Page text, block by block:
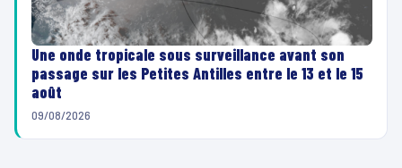
Une onde tropicale sous surveillance avant son
passage sur les Petites Antilles entre le 13 et le 15
août
09/08/2026